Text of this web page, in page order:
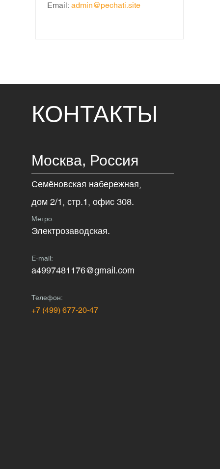
Email: admin@pechati.site
КОНТАКТЫ
Москва, Россия
Семёновская набережная,
дом 2/1, стр.1, офис 308.
Метро:
Электрозаводская.
E-mail:
a4997481176@gmail.com
Телефон:
+7 (499) 677-20-47